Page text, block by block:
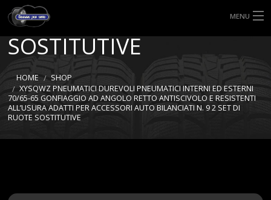
MENU
HOME
TIPI DI GOMME
MISURE GOMME
SET DI RUOTE
SOSTITUTIVE
HOME
SHOP
XYSQWZ PNEUMATICI DUREVOLI PNEUMATICI INTERNI ED ESTERNI
70/65-65 GONFIAGGIO AD ANGOLO RETTO ANTISCIVOLO E RESISTENTI
ALL’USURA ADATTI PER ACCESSORI AUTO BILANCIATI N. 9 2 SET DI
RUOTE SOSTITUTIVE